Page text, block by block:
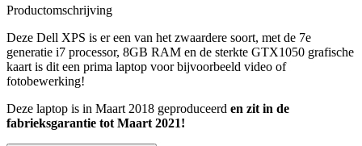
Productomschrijving
Deze Dell XPS is er een van het zwaardere soort, met de 7e
generatie i7 processor, 8GB RAM en de sterkte GTX1050 grafische
kaart is dit een prima laptop voor bijvoorbeeld video of
fotobewerking!
Deze laptop is in Maart 2018 geproduceerd en zit in de
fabrieksgarantie tot Maart 2021!